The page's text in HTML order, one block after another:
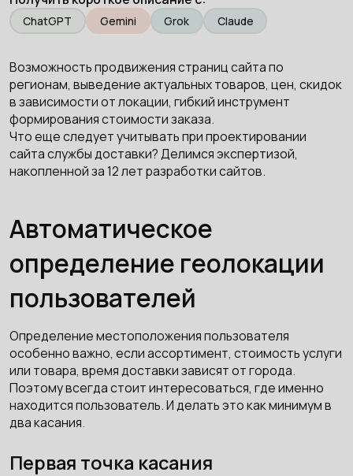
ChatGPT Gemini Grok Claude
Возможность продвижения страниц сайта по
регионам, выведение актуальных товаров, цен, скидок
в зависимости от локации, гибкий инструмент
формирования стоимости заказа.
Что еще следует учитывать при проектировании
сайта службы доставки? Делимся экспертизой,
накопленной за 12 лет разработки сайтов.
Автоматическое
определение геолокации
пользователей
Определение местоположения пользователя
особенно важно, если ассортимент, стоимость услуги
или товара, время доставки зависят от города.
Поэтому всегда стоит интересоваться, где именно
находится пользователь. И делать это как минимум в
два касания.
Первая точка касания